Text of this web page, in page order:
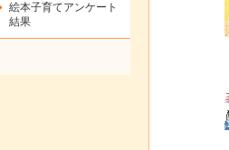
絵本子育てアンケート
結果